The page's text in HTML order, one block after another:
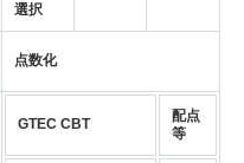
選択
点数化
GTEC CBT
配点
等